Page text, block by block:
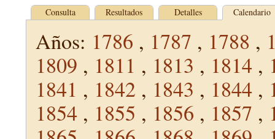
Consulta Resultados Detalles Calendario
Años: 1786 , 1787 , 1788 ,
1809 , 1811 , 1813 , 1814 ,
1841 , 1842 , 1843 , 1844 ,
1854 , 1855 , 1856 , 1857 ,